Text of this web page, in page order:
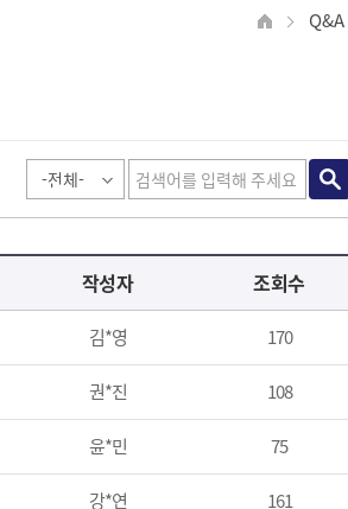
Q&A
작성자 조회수
김*영 170
권*진 108
윤*민 75
강*연 161